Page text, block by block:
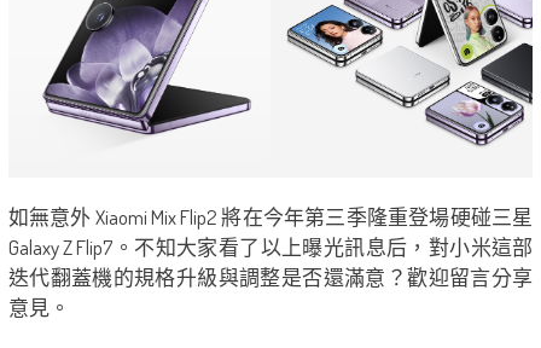
如無意外 Xiaomi Mix Flip2 將在今年第三季隆重登場硬碰三星
Galaxy Z Flip7。不知大家看了以上曝光訊息后，對小米這部
迭代翻蓋機的規格升級與調整是否還滿意？歡迎留言分享
意見。